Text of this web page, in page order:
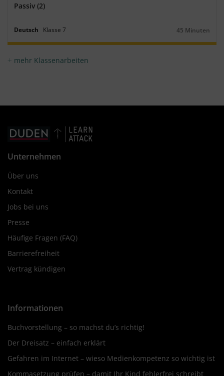
Passiv (2)
Deutsch Klasse 7
Dauer:
45 Minuten
mehr Klassenarbeiten
Unternehmen
Über uns
Kontakt
Jobs bei uns
Presse
Häufige Fragen (FAQ)
Barrierefreiheit
Vertrag kündigen
Informationen
Buchvorstellung – so machst du’s richtig!
Der Dreisatz – einfach erklärt
Gefahren im Internet – wieso Medienkompetenz so wichtig ist
Kommasetzung prüfen – damit Ihr Kind fehlerfrei schreibt